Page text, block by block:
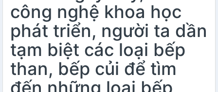
công nghệ khoa học
phát triển, người ta dần
tạm biệt các loại bếp
than, bếp củi để tìm
đến những loại bếp